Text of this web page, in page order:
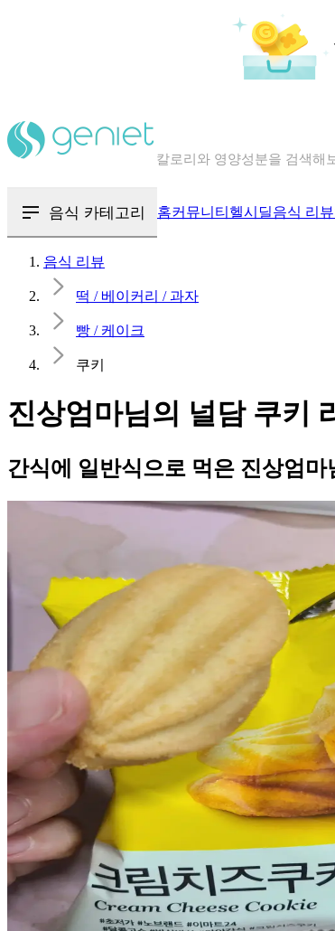
혈당 · 다이어트 음식 검색해
음식 카테고리 홈커뮤니티 헬시딜음식 리뷰
음식 리뷰
떡 / 베이커리 / 과자
빵 / 케이크
쿠키
진상엄마님의 널담 쿠키
간식에 일반식으로 먹은 진상엄